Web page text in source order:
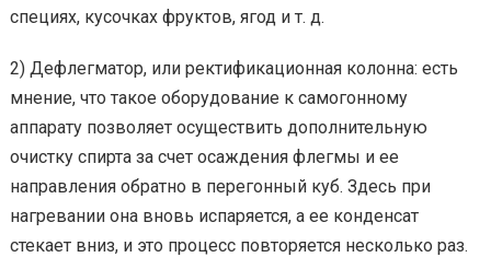
специях, кусочках фруктов, ягод и т. д.
2) Дефлегматор, или ректификационная колонна: есть
мнение, что такое оборудование к самогонному
аппарату позволяет осуществить дополнительную
очистку спирта за счет осаждения флегмы и ее
направления обратно в перегонный куб. Здесь при
нагревании она вновь испаряется, а ее конденсат
стекает вниз, и это процесс повторяется несколько раз.